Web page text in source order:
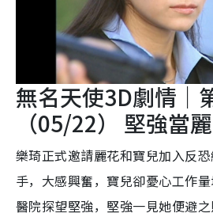
無名天使3D劇情｜
（05/22） 堅強當
樂琦正式邀請麗花和寶兒加入反
手，大感興奮，寶兒卻憂心工作
醫院探望堅強，堅強一見她便避